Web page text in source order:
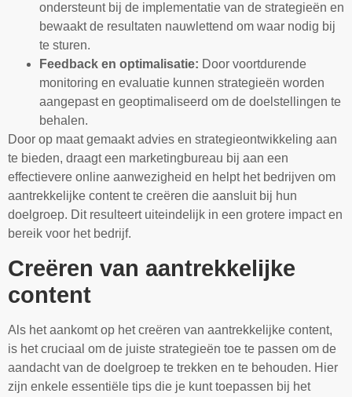
ondersteunt bij de implementatie van de strategieën en
bewaakt de resultaten nauwlettend om waar nodig bij
te sturen.
Feedback en optimalisatie: Door voortdurende
monitoring en evaluatie kunnen strategieën worden
aangepast en geoptimaliseerd om de doelstellingen te
behalen.
Door op maat gemaakt advies en strategieontwikkeling aan
te bieden, draagt een marketingbureau bij aan een
effectievere online aanwezigheid en helpt het bedrijven om
aantrekkelijke content te creëren die aansluit bij hun
doelgroep. Dit resulteert uiteindelijk in een grotere impact en
bereik voor het bedrijf.
Creëren van aantrekkelijke
content
Als het aankomt op het creëren van aantrekkelijke content,
is het cruciaal om de juiste strategieën toe te passen om de
aandacht van de doelgroep te trekken en te behouden. Hier
zijn enkele essentiële tips die je kunt toepassen bij het